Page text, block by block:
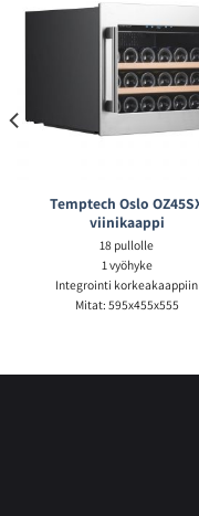
Temptech Oslo
viinikaappi
18 pullolle
1 vyöhyke
Integrointi korkeakaappiin
Mitat: 595x455x555